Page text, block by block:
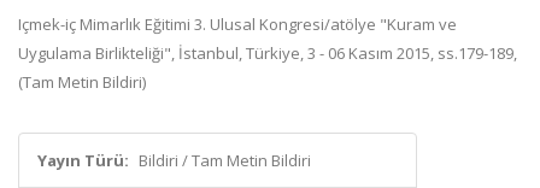
Içmek-iç Mimarlık Eğitimi 3. Ulusal Kongresi/atölye "Kuram ve
Uygulama Birlikteliği", İstanbul, Türkiye, 3 - 06 Kasım 2015, ss.179-189,
(Tam Metin Bildiri)
Yayın Türü: Bildiri / Tam Metin Bildiri